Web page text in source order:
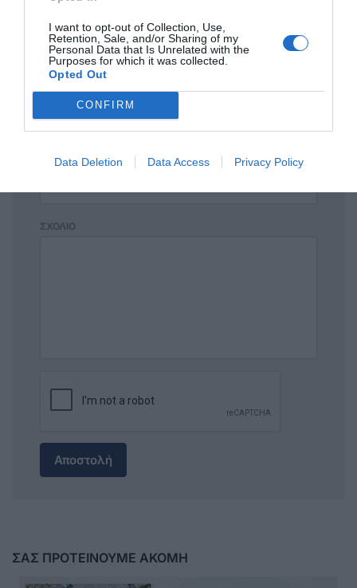
I want to opt-out of Collection, Use,
Retention, Sale, and/or Sharing of my
Personal Data that Is Unrelated with the
Purposes for which it was collected.
Opted Out
CONFIRM
Data Deletion Data Access Privacy Policy
Πρόσθεσε ένα σχόλιο
ΟΝΟΜΑ
ΤΙΤΛΟΣ
ΣΧΟΛΙΟ
Αποστολή
ΣΑΣ ΠΡΟΤΕΙΝΟΥΜΕ ΑΚΟΜΗ